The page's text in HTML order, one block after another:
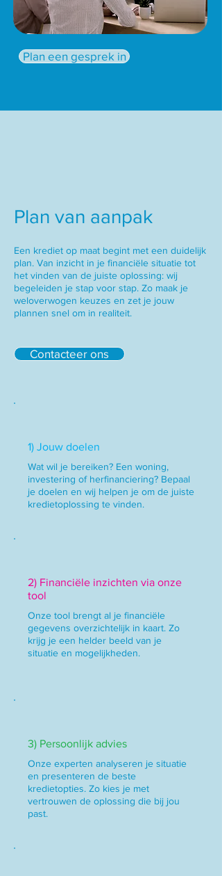
Plan een gesprek in
Plan van aanpak
Een krediet op maat begint met een duidelijk
plan. Van inzicht in je financiële situatie tot
het vinden van de juiste oplossing: wij
begeleiden je stap voor stap. Zo maak je
weloverwogen keuzes en zet je jouw
plannen snel om in realiteit.
Contacteer ons
1) Jouw doelen
Wat wil je bereiken? Een woning,
investering of herfinanciering? Bepaal
je doelen en wij helpen je om de juiste
kredietoplossing te vinden.
2) Financiële inzichten via onze
tool
Onze tool brengt al je financiële
gegevens overzichtelijk in kaart. Zo
krijg je een helder beeld van je
situatie en mogelijkheden.
3) Persoonlijk advies
Onze experten analyseren je situatie
en presenteren de beste
kredietopties. Zo kies je met
vertrouwen de oplossing die bij jou
past.